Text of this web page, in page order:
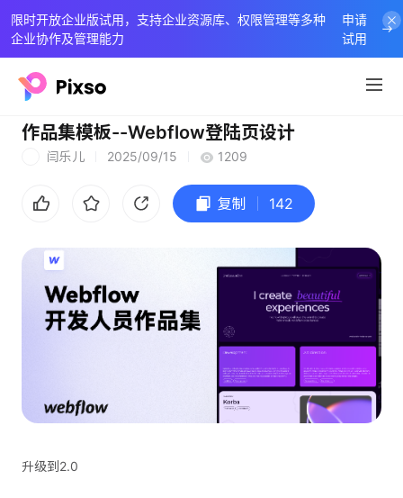
限时开放企业版试用，支持企业资源库、权限管理等多种
企业协作及管理能力
申请
试用
作品集模板--Webflow登陆页设计
闫乐儿 2025/09/15 1209
复制 142
升级到2.0